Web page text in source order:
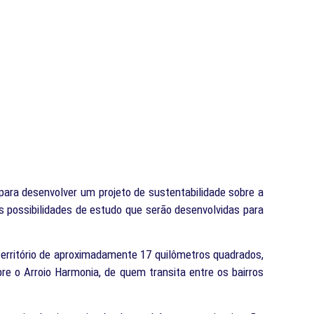
desenvolver um projeto de sustentabilidade sobre a
de estudo que serão desenvolvidas para
de aproximadamente 17 quilômetros quadrados,
o Arroio Harmonia, de quem transita entre os bairros